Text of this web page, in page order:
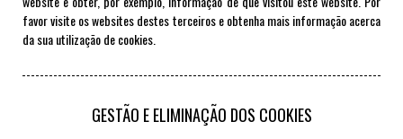
favor visite os websites destes terceiros e obtenha mais informação acerca
da sua utilização de cookies.
GESTÃO E ELIMINAÇÃO DOS COOKIES